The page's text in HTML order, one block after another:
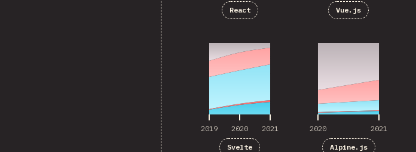
React Vue.js
2019 2020 2021
Svelte
2020 2021
Alpine.js